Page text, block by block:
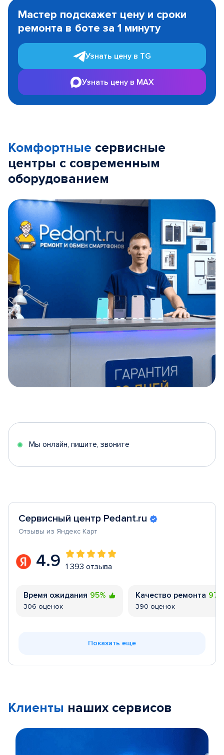
1
Мастер подскажет цену и сроки
ремонта в боте за 1 минуту
Узнать цену в TG
Узнать цену в MAX
Комфортные сервисные
центры с современным
оборудованием
5
Мы онлайн, пишите, звоните
Сервисный центр Pedant.ru
Отзывы из Яндекс Карт
4.9 1 393 отзыва
Время ожидания 95%
306 оценок
Качество ремонта
390 оценок
Показать еще
Клиенты наших сервисов